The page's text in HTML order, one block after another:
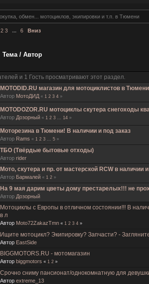
обмен... мотоциклов, экипировки и т.п. в Тюмени
2 3 ... 6 Вниз
Тема /Автор
и 1 Гость просматривают этот раздел.
MOTODID.RU магазин для мотоциклистов в Тюмени
Автор МотоДИД « 1 2 3 4 »
MOTODOZOR.RU мотоциклы скутера снегоходы
Автор Дозорный « 1 2 3 14 »
Моторезина в Тюмени! В наличии и под заказ
Автор Rams « 1 2 3 5 »
ТБО (Твёрдые бытовые отходы)
Автор rider
Мото, скутера и пр. от мастерской RCW в наличии
Автор Бармалей « 1 2 »
На 9 мая дарим цветы дому престарелых!!! не
Автор Дозорный
Мотоциклы с Европы в отличном состоянии!!! В
в л
Автор Moto72ZakazTmn « 1 2 3 4 »
Ищите мотоцикл? Экипировку? Запчасти? -
Автор EastSide
BIGGMOTORS.RU - мотомагазин
Автор biggmotors « 1 2 »
Срочно сниму пансионат/однокомнатную для
Автор extreme_13